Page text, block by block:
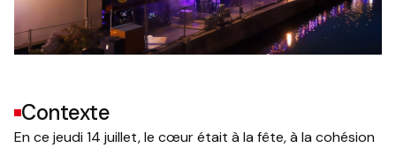
Contexte
En ce jeudi 14 juillet, le cœur était à la fête, à la cohésion